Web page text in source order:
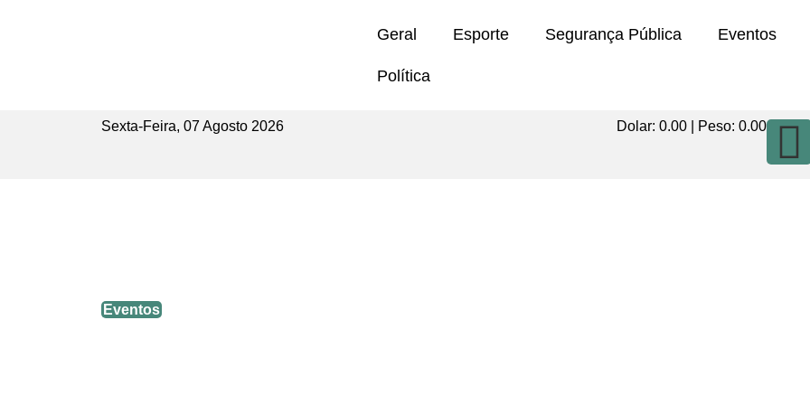
Geral Esporte Segurança Pública Eventos
Política
Sexta-Feira, 07 Agosto 2026 Dolar: 0.00 | Peso: 0.00
Eventos